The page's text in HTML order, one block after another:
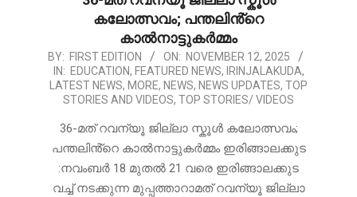
കലോത്സവം; പന്തലിൻ്റെ
കാൽനാട്ടുകർമ്മം
2025-
11-
BY: FIRST EDITION ON: NOVEMBER 12, 2025
IN: EDUCATION, FEATURED NEWS, IRINJALAKUDA,
LATEST NEWS, MORE, NEWS, NEWS UPDATES, TOP
STORIES AND VIDEOS, TOP STORIES/ VIDEOS
36-മത് റവന്യൂ ജില്ലാ സ്കൂൾ കലോത്സവം;
പന്തലിൻ്റെ കാൽനാട്ടുകർമ്മം ഇരിങ്ങാലക്കുട
:നവംബർ 18 മുതൽ 21 വരെ ഇരിങ്ങാലക്കുട
വച്ച് നടക്കുന്ന മുപ്പത്താറാമത് റവന്യൂ ജില്ലാ